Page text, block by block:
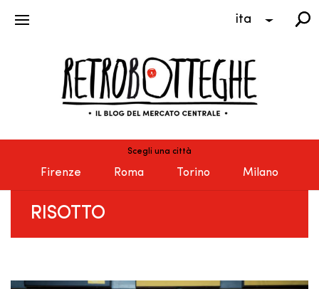
ita
Scegli una città
Firenze Roma Torino Milano
RISOTTO